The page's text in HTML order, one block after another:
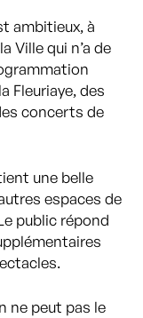
ambitieux, à
Ville qui n’a de
Fleuriaye, des
concerts de
une belle
espaces de
public répond
ne peut pas le